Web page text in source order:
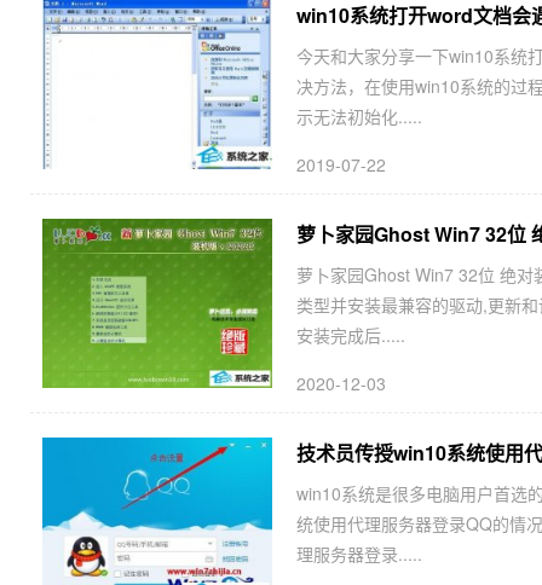
win10系统打开word文档会
今天和大家分享一下win10系统
决方法，在使用win10系统的过
示无法初始化.....
2019-07-22
萝卜家园Ghost Win7 32位
萝卜家园Ghost Win7 32位 绝
类型并安装最兼容的驱动,更新
安装完成后.....
2020-12-03
技术员传授win10系统使用
win10系统是很多电脑用户首选
统使用代理服务器登录QQ的情
理服务器登录.....